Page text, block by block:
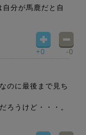
分が馬鹿だと自
+0 -0
のに最後まで見ち
ろうけど・・・。